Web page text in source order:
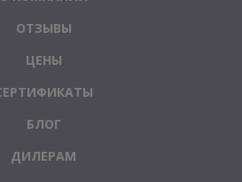
ОТЗЫВЫ
ЦЕНЫ
БЛОГ
ДИЛЕРАМ